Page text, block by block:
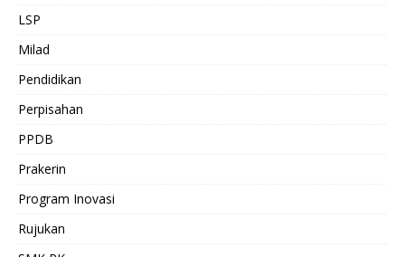
LSP
Milad
Pendidikan
Perpisahan
PPDB
Prakerin
Program Inovasi
Rujukan